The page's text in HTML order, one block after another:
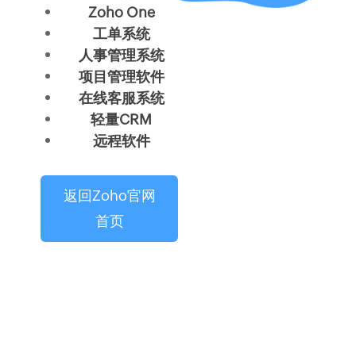
Zoho One
工单系统
人事管理系统
项目管理软件
在线客服系统
轻量CRM
远程软件
返回Zoho官网
首页